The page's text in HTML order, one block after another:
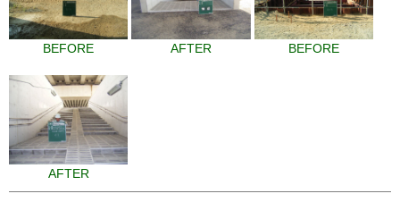
BEFORE AFTER BEFORE
AFTER